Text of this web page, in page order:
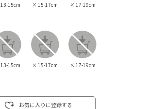
13-15cm × 15-17cm × 17-19cm
13-15cm × 15-17cm × 17-19cm
お気に入りに登録する